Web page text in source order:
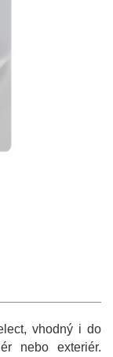
vhodný i do
nebo exteriér.